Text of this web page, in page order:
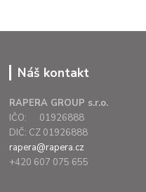
Náš kontakt
RAPERA GROUP s.r.o.
IČO: 01926888
DIČ: CZ 01926888
rapera@rapera.cz
+420 607 075 655